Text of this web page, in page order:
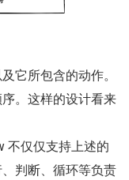
它所包含的动作。
。这样的设计看来
不仅仅支持上述的
判断、循环等负责